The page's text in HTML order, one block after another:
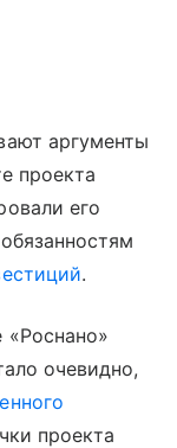
аргументы
проекта
его
.
очевидно,
проекта